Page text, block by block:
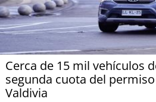
Cerca de 15 mil vehículos
segunda cuota del
Valdivia